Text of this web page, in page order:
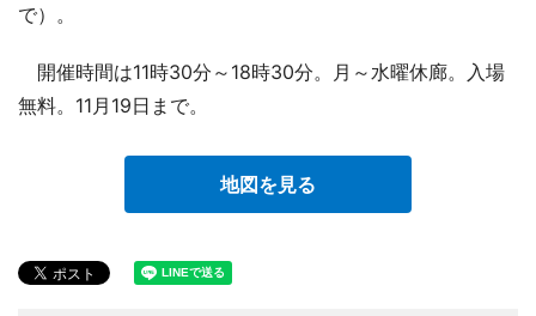
で）。
開催時間は11時30分～18時30分。月～水曜休廊。入場
無料。11月19日まで。
地図を見る